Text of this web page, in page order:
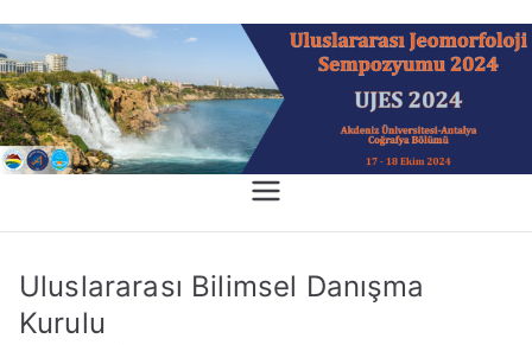
geç
Uluslararas
ı
Uluslararası Bilimsel Danışma
Kurulu